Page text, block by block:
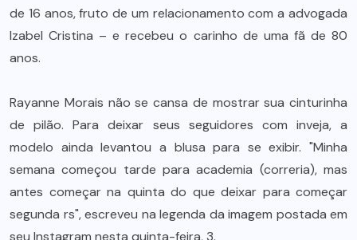
de 16 anos, fruto de um relacionamento com a advogada
Izabel Cristina – e recebeu o carinho de uma fã de 80
anos.
Rayanne Morais não se cansa de mostrar sua cinturinha
de pilão. Para deixar seus seguidores com inveja, a
modelo ainda levantou a blusa para se exibir. "Minha
semana começou tarde para academia (correria), mas
antes começar na quinta do que deixar para começar
segunda rs", escreveu na legenda da imagem postada em
seu Instagram nesta quinta-feira, 3.